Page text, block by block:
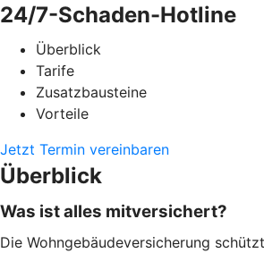
24/7-Schaden-Hotline
Überblick
Tarife
Zusatzbausteine
Vorteile
Jetzt Termin vereinbaren
Überblick
Was ist alles mitversichert?
Die Wohngebäudeversicherung